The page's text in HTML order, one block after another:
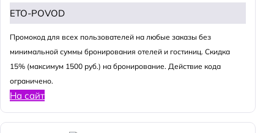
ETO-POVOD
Промокод для всех пользователей на любые заказы без
минимальной суммы бронирования отелей и гостиниц. Скидка
15% (максимум 1500 руб.) на бронирование. Действие кода
ограничено.
На сайт